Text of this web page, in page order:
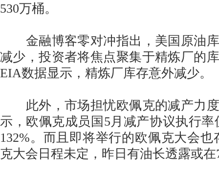
530万桶。
金融博客零对冲指出，美国原油库
减少，投资者将焦点聚集于精炼厂的
EIA数据显示，精炼厂库存意外减少。
此外，市场担忧欧佩克的减产力度
示，欧佩克成员国5月减产协议执行率
132%。而且即将举行的欧佩克大会
克大会日程未定，昨日有油长透露或